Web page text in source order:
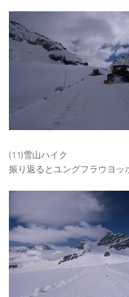
(11)雪山ハイク
振り返るとユングフラウヨッ